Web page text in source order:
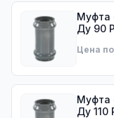
Муфта
Ду
Цена
Муфта
Ду 110